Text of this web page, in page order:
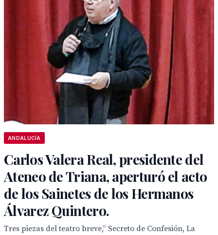
ANDALUCÍA
Carlos Valera Real, presidente del
Ateneo de Triana, aperturó el acto
de los Sainetes de los Hermanos
Álvarez Quintero.
Tres piezas del teatro breve,” Secreto de Confesión, La